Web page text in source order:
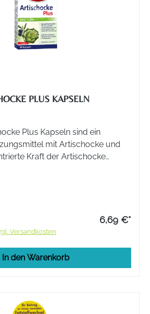
PLUS KAPSELN
Plus Kapseln sind ein
mit Artischocke und
Kraft der Artischocke
wertvollen Inhaltstoffen aus
Omega-9-Fettsäuren.
6,69 €*
Versandkosten
In den Warenkorb